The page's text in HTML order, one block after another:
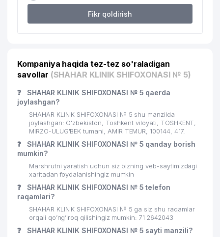
BOLALAR BOG'CHASI №471
(JO'JACHA)
19 O'ZBEKGIDROENERGOQURILISH AJ 613 м
20 ABDURASUL №117 MChJ
21
MULK SHIRKATI
623 м
23 MAK FOOD SERVICE MChJ
KATTA YALANG'OCH IKKINCHI
KOMMUNAL UY-JOY MULK SHIRKATI
26
MChJ
706 м
Fikr qoldirish
Kompaniya haqida tez-tez so'raladigan
savollar (SHAHAR KLINIK SHIFOXONASI № 5)
❓
SHAHAR KLINIK SHIFOXONASI № 5 qaerda
joylashgan?
SHAHAR KLINIK SHIFOXONASI № 5 shu manzilda
joylashgan: O'zbekiston, Toshkent viloyati, TOSHKENT,
MIRZO-ULUG'BEK tumani, AMIR TEMUR, 100144, 417.
❓
SHAHAR KLINIK SHIFOXONASI № 5 qanday borish
mumkin?
Marshrutni yaratish uchun siz bizning veb-saytimizdagi
xaritadan foydalanishingiz mumkin
❓
SHAHAR KLINIK SHIFOXONASI № 5 telefon
raqamlari?
SHAHAR KLINIK SHIFOXONASI № 5 ga siz shu raqamlar
orqali qo’ng’iroq qilishingiz mumkin: 71 2642043
❓ SHAHAR KLINIK SHIFOXONASI № 5 sayti manzili?